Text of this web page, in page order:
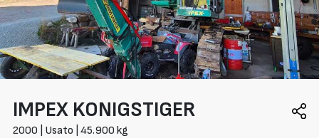
IMPEX KONIGSTIGER
2000 | Usato | 45.900 kg